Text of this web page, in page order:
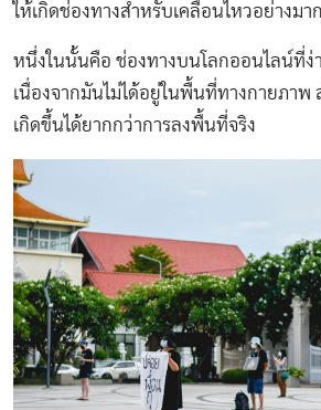
ให้เกิดช่องทางสำหรับเคลื่อนไหวอย่างมา
หนึ่งในนั้นคือ ช่องทางบนโลกออนไลน์ที่ง่
เนื่องจากมันไม่ได้อยู่ในพื้นที่ทางกายภาพ
เกิดขึ้นได้ยากกว่าการลงพื้นที่จริง